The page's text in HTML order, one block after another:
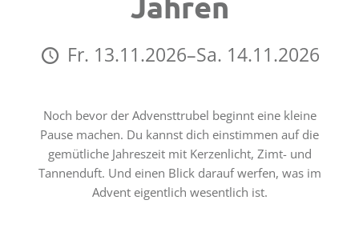
Nachhaltigkeit
Tagungsräume
Gästezimmer
Verpflegung
Fr. 13.11.2026–Sa. 14.11.2026
Noch bevor der Advensttrubel beginnt eine kleine
Pause machen. Du kannst dich einstimmen auf die
gemütliche Jahreszeit mit Kerzenlicht, Zimt- und
Tannenduft. Und einen Blick darauf werfen, was im
Advent eigentlich wesentlich ist.